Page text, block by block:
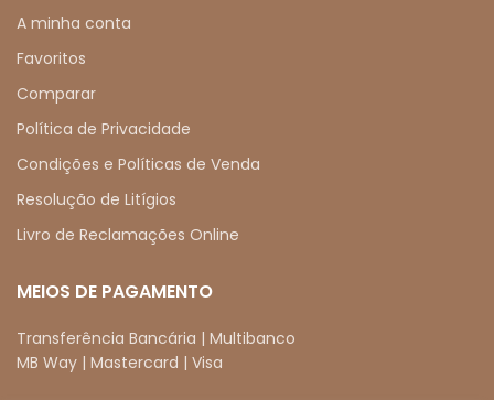
A minha conta
Favoritos
Comparar
Política de Privacidade
Condições e Políticas de Venda
Resolução de Litígios
Livro de Reclamações Online
MEIOS DE PAGAMENTO
Transferência Bancária | Multibanco
MB Way | Mastercard | Visa